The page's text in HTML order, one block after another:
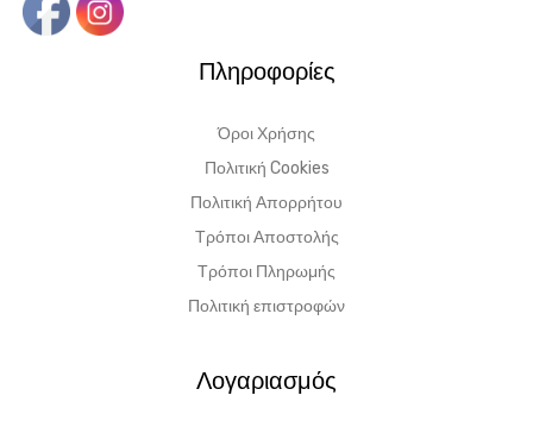
Πληροφορίες
Όροι Χρήσης
Πολιτική Cookies
Πολιτική Απορρήτου
Τρόποι Αποστολής
Τρόποι Πληρωμής
Πολιτική επιστροφών
Λογαριασμός